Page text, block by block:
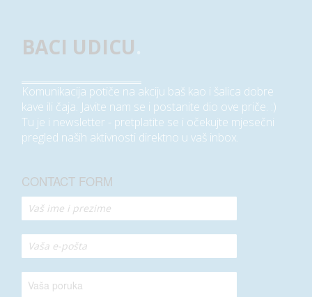
BACI UDICU
Komunikacija potiče na akciju baš kao i šalica dobre
kave ili čaja. Javite nam se i postanite dio ove priče. :)
Tu je i newsletter - pretplatite se i očekujte mjesečni
pregled naših aktivnosti direktno u vaš inbox.
CONTACT FORM